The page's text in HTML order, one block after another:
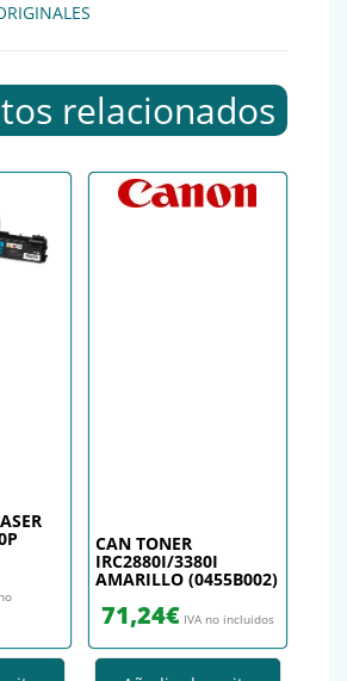
relacionados
CAN TONER
IRC2880I/3380I
AMARILLO (0455B002)
71,24€ IVA no incluidos